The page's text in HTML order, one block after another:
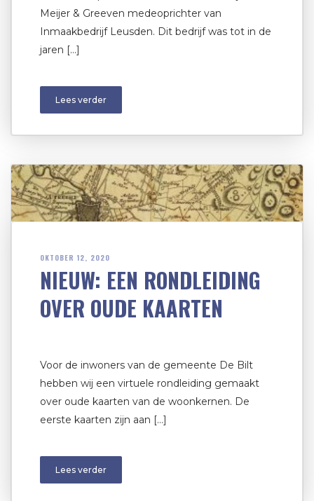
Meijer & Greeven medeoprichter van
Inmaakbedrijf Leusden. Dit bedrijf was tot in de
jaren […]
Lees verder
OKTOBER 12, 2020
NIEUW: EEN RONDLEIDING
OVER OUDE KAARTEN
Voor de inwoners van de gemeente De Bilt
hebben wij een virtuele rondleiding gemaakt
over oude kaarten van de woonkernen. De
eerste kaarten zijn aan […]
Lees verder